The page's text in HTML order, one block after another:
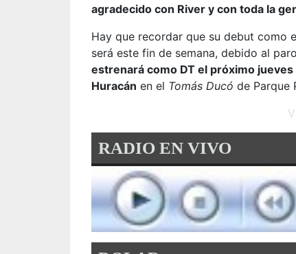
agradecido con River y con toda la
Hay que recordar que su debut como
será este fin de semana, debido al
estrenará como DT el próximo
Huracán en el Tomás Ducó de Parque
RADIO EN VIVO